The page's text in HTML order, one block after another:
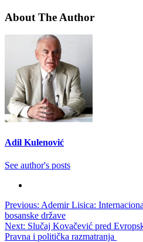
About The Author
Adil Kulenović
See author's posts
Post
navigation
Previous: Ademir Lisica:
bosanske države
Next: Slučaj Kovačević pred
Pravna i politička razmatranja